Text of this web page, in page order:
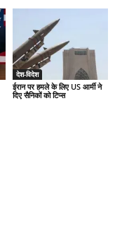
देश-विदेश
ईरान पर हमले के लिए US आर्मी ने
दिए सैनिकों को टिप्स